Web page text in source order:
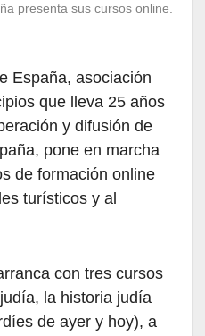
presenta sus cursos online.
España, asociación
que lleva 25 años
y difusión de
pone en marcha
de formación online
turísticos y al
con tres cursos
la historia judía
de ayer y hoy), a